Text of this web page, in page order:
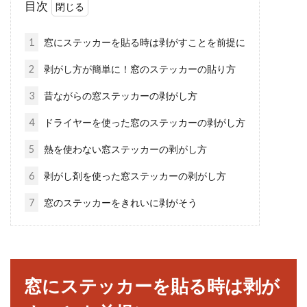
寒さの厳しい季節、暖房をしっかりいれている
のに、部屋がなかなか暖まらないということは
ありませんか...
窓からの冷気が寒すぎる！100均で
寒い季節、家の中で暖房をつけてくつろいでい
ても「なんだか寒い？」と感じたことはありま
せんか？...
知って快適に使おう
目次
1 窓にステッカーを貼る時は剥がすことを前提に
2 剥がし方が簡単に！窓のステッカーの貼り方
3 昔ながらの窓ステッカーの剥がし方
4 ドライヤーを使った窓のステッカーの剥がし方
5 熱を使わない窓ステッカーの剥がし方
6 剥がし剤を使った窓ステッカーの剥がし方
7 窓のステッカーをきれいに剥がそう
窓にステッカーを貼る時は剥が